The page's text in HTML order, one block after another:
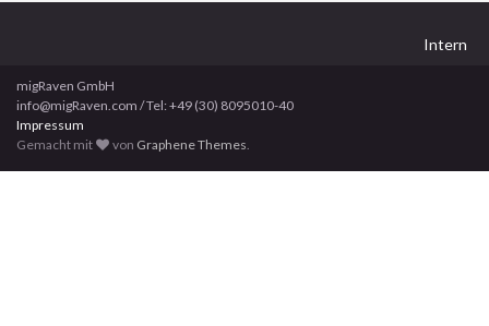
Intern
migRaven GmbH
info@migRaven.com / Tel: +49 (30) 8095010-40
Impressum
Gemacht mit
von Graphene Themes